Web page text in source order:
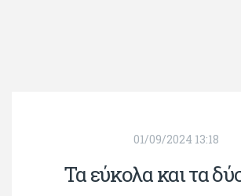
01/09/2024 13:18
Τα εύκολα και τα